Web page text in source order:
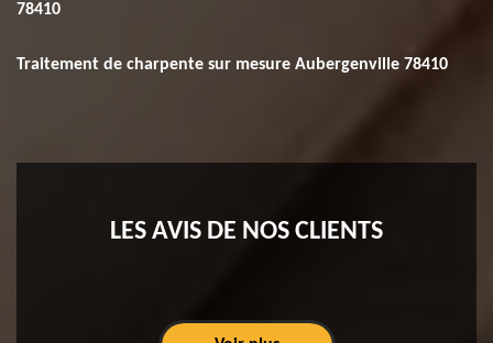
78410
Traitement de charpente sur mesure Aubergenville 78410
LES AVIS DE NOS CLIENTS